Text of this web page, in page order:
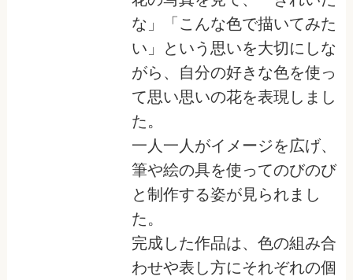
な」「こんな色で描いてみた
い」という思いを大切にしな
がら、自分の好きな色を使っ
て思い思いの花を表現しまし
た。
一人一人がイメージを広げ、
筆や絵の具を使ってのびのび
と制作する姿が見られまし
た。
完成した作品は、色の組み合
わせや表し方にそれぞれの個